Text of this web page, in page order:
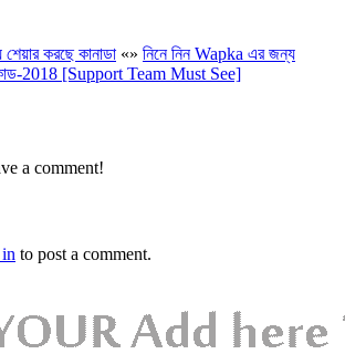
করছে কানাডা «» নিনে নিন Wapka এর জন্য
2018 [Support Team Must See]
a comment!
to post a comment.